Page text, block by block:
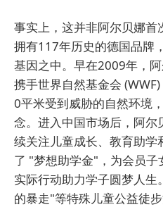
事实上，这并非阿尔贝娜
拥有117年历史的德国品牌
基因之中。早在2009年，
携手世界自然基金会
0平米受到威胁的自然环境
念。进入中国市场后，阿
续关注儿童成长、教育助
了 "梦想助学金"，为会员
实际行动助力学子圆梦人
的暴走"等特殊儿童公益徒